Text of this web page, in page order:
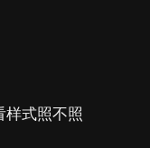
样式照不照